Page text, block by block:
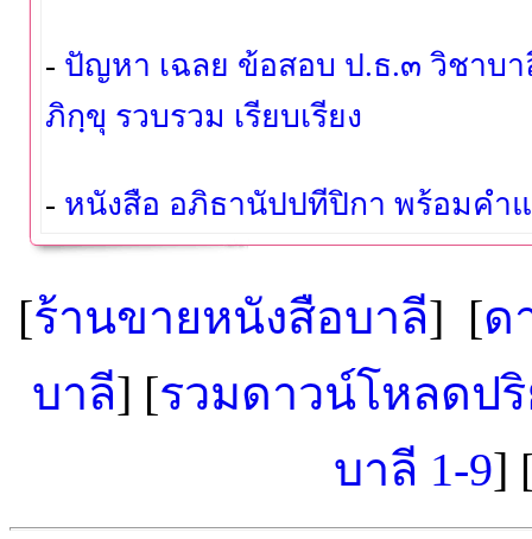
- ปัญหา เฉลย ข้อสอบ ป.ธ.๓ วิชาบ
ภิกฺขุ รวบรวม เรียบเรียง
- หนังสือ อภิธานัปปทีปิกา พร้อมคำ
[ร้านขายหนังสือบาลี] [ด
บาลี] [รวมดาวน์โหลดป
บาลี 1-9]